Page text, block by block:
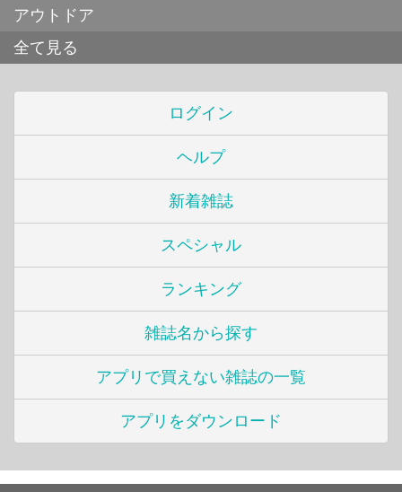
アウトドア
全て見る
ログイン
ヘルプ
新着雑誌
スペシャル
ランキング
雑誌名から探す
アプリで買えない雑誌の一覧
アプリをダウンロード